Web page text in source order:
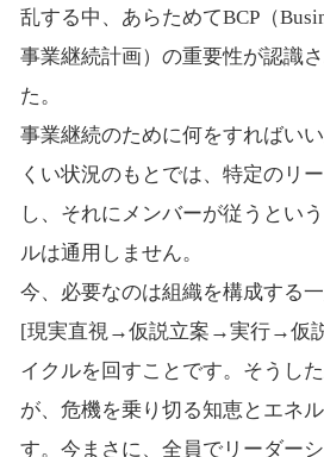
乱する中、あらためてBCP（
事業継続計画）の重要性が認識
た。
事業継続のために何をすればい
くい状況のもとでは、特定のリ
し、それにメンバーが従うとい
ルは通用しません。
今、必要なのは組織を構成する
[現実直視→仮説立案→実行→仮
イクルを回すことです。そうし
が、危機を乗り切る知恵とエネ
す。今まさに、全員でリーダー